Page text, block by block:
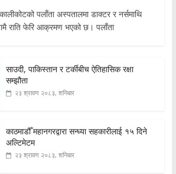
पलाँता अस्पतालमा डाक्टर र नर्समाथि
राति फेरि आक्रमण भएको छ। पलाँता
साउदी, पाकिस्तान र टर्कीबीच ऐतिहासिक रक्षा
सम्झौता
२३ श्रावण २०८३, शनिबार
काठमाडौँ महानगरद्वारा सन्ध्या सहकारीलाई १५ दिने
अल्टिमेटम
२३ श्रावण २०८३, शनिबार